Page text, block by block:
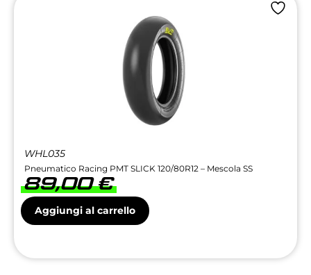
WHL035
Pneumatico Racing PMT SLICK 120/80R12 – Mescola SS
89,00€
Aggiungi al carrello